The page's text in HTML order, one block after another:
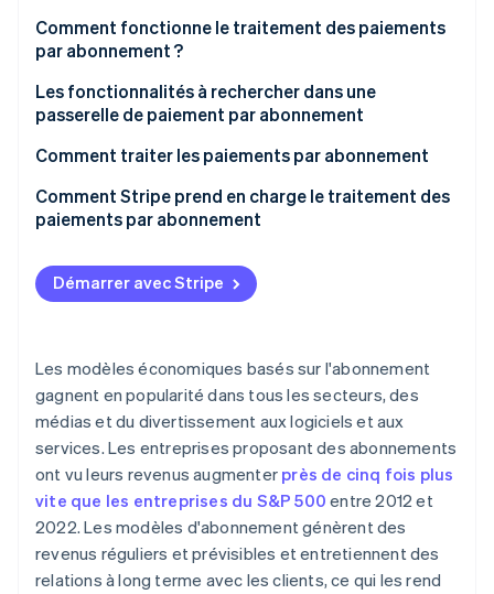
Stripe Sessions 2026
Regarder la vidéo
Comment fonctionne le traitement des paiements
par abonnement ?
1. Inscription du client
2. La tokenisation permet de chiffrer les
informations relatives au paiement.
3. Le système de gestion des abonnements
sauvegarde les détails de l’abonnement.
4. La passerelle de paiement et le sous-traitant
traitent la requête de paiement.
6. Le client reçoit une notification sur l’état du
paiement.
Les fonctionnalités à rechercher dans une
passerelle de paiement par abonnement
Comment traiter les paiements par abonnement
Comment Stripe prend en charge le traitement des
paiements par abonnement
Démarrer avec Stripe
Les modèles économiques basés sur l'abonnement
gagnent en popularité dans tous les secteurs, des
médias et du divertissement aux logiciels et aux
services. Les entreprises proposant des abonnements
ont vu leurs revenus augmenter près de cinq fois plus
vite que les entreprises du S&P 500 entre 2012 et
2022. Les modèles d'abonnement génèrent des
revenus réguliers et prévisibles et entretiennent des
relations à long terme avec les clients, ce qui les rend